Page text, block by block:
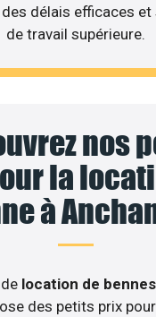
délais efficaces et
de travail supérieure.
nos
la
à
location de
des petits prix